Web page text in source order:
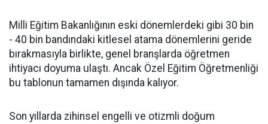
​Milli Eğitim Bakanlığının eski dönemlerdeki gibi 30 bin
- 40 bin bandındaki kitlesel atama dönemlerini geride
bırakmasıyla birlikte, genel branşlarda öğretmen
ihtiyacı doyuma ulaştı. Ancak Özel Eğitim Öğretmenliği
bu tablonun tamamen dışında kalıyor.
​Son yıllarda zihinsel engelli ve otizmli doğum